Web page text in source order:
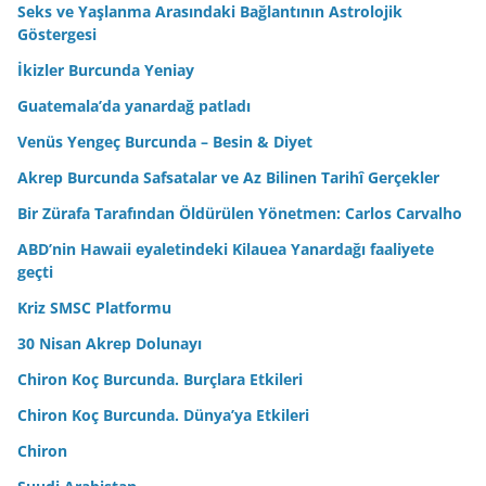
Seks ve Yaşlanma Arasındaki Bağlantının Astrolojik
Göstergesi
İkizler Burcunda Yeniay
Guatemala’da yanardağ patladı
Venüs Yengeç Burcunda – Besin & Diyet
Akrep Burcunda Safsatalar ve Az Bilinen Tarihî Gerçekler
Bir Zürafa Tarafından Öldürülen Yönetmen: Carlos Carvalho
ABD’nin Hawaii eyaletindeki Kilauea Yanardağı faaliyete
geçti
Kriz SMSC Platformu
30 Nisan Akrep Dolunayı
Chiron Koç Burcunda. Burçlara Etkileri
Chiron Koç Burcunda. Dünya’ya Etkileri
Chiron